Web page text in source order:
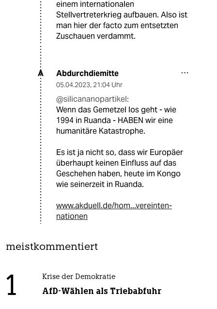
einem internationalen
Stellvertreterkrieg aufbauen. Also ist
man hier der facto zum entsetzten
Zuschauen verdammt.
A Abdurchdiemitte
05.04.2023, 21:04 Uhr
@silicananopartikel:
Wenn das Gemetzel los geht - wie
1994 in Ruanda - HABEN wir eine
humanitäre Katastrophe.
Es ist ja nicht so, dass wir Europäer
überhaupt keinen Einfluss auf das
Geschehen haben, heute im Kongo
wie seinerzeit in Ruanda.
www.akduell.de/hom...vereinten-
nationen
meistkommentiert
1 Krise der Demokratie
AfD-Wählen als Triebabfuhr